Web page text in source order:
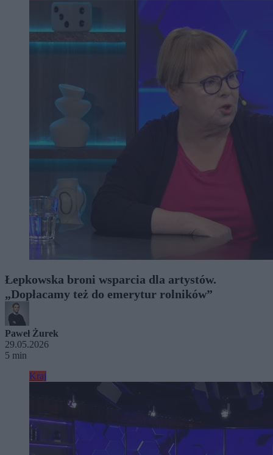
Łepkowska broni wsparcia dla artystów.
„Dopłacamy też do emerytur rolników”
Paweł Żurek
29.05.2026
5 min
Kraj